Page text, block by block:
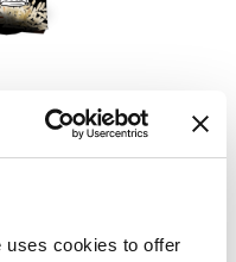
uses cookies to offer